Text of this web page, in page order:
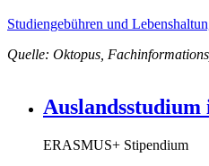
Studiengebühren und
Quelle: Oktopus,
ERASMUS+ Stipendium